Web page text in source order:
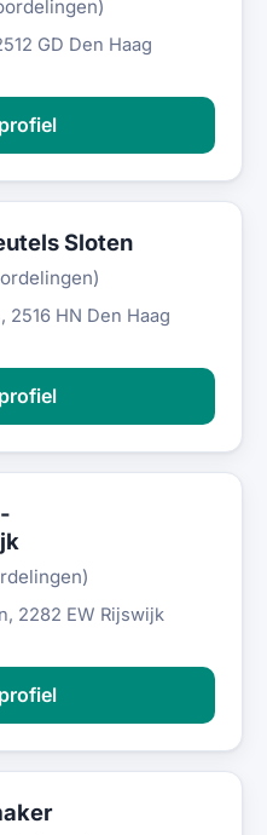
GD Den Haag
Sloten
HN Den Haag
2282 EW Rijswijk